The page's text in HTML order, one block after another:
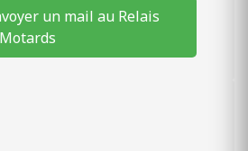
un mail au Relais
Motards